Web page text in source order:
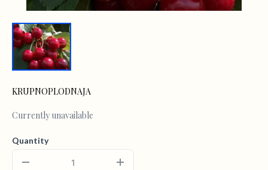
KRUPNOPLODNAJA
Currently unavailable
Quantity